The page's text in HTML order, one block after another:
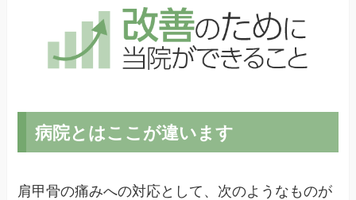
病院とはここが違います
肩甲骨の痛みへの対応として、次のようなものが